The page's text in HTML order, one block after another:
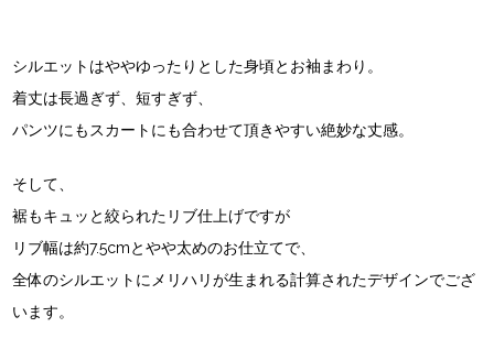
シルエットはややゆったりとした身頃とお袖まわり。
着丈は長過ぎず、短すぎず、
パンツにもスカートにも合わせて頂きやすい絶妙な丈感。
そして、
裾もキュッと絞られたリブ仕上げですが
リブ幅は約7.5cmとやや太めのお仕立てで、
全体のシルエットにメリハリが生まれる計算されたデザインでござ
います。